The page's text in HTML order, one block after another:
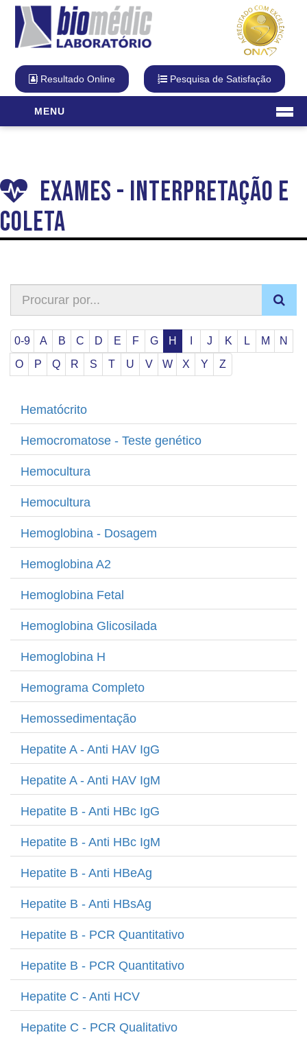
Resultado Online Pesquisa de Satisfação
MENU
Diferencial Biomédic
Qualidade
Cartão Fidelidade
Orientações sobre Coletas
Coleta em Domicílio
DNA
Teste do Pezinho
Interpretação e Coletas
Labkids
Trabalhe Conosco
Exames - Interpretação e
Coleta
0-9 A B C D E F G H J K L M
N
O
P Q R S T U V W X Y Z
Hematócrito
Hemocromatose - Teste genético
Hemocultura
Hemocultura
Hemoglobina - Dosagem
Hemoglobina A2
Hemoglobina Fetal
Hemoglobina Glicosilada
Hemoglobina H
Hemograma Completo
Hemossedimentação
Hepatite A - Anti HAV IgG
Hepatite A - Anti HAV IgM
Hepatite B - Anti HBc IgG
Hepatite B - Anti HBc IgM
Hepatite B - Anti HBeAg
Hepatite B - Anti HBsAg
Hepatite B - PCR Quantitativo
Hepatite B - PCR Quantitativo
Hepatite C - Anti HCV
Hepatite C - PCR Qualitativo